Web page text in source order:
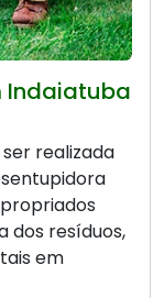
Indaiatuba
realizada
dos resíduos,
em